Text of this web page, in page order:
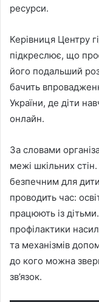
ресурси.
Керівниця Центру
підкреслює, що
його подальший
бачить
України, де діти
онлайн.
За словами
межі шкільних
безпечним для
проводить час:
працюють із
профілактики
та механізмів
до кого можна
зв’язок.